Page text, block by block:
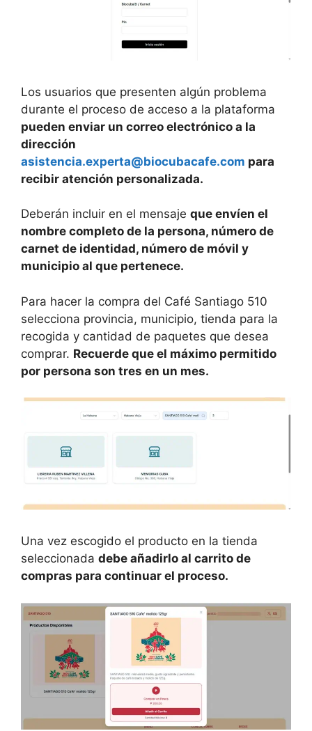
Los usuarios que presenten algún problema
durante el proceso de acceso a la plataforma
pueden enviar un correo electrónico a la
dirección
asistencia.experta@biocubacafe.com para
recibir atención personalizada.
Deberán incluir en el mensaje que envíen el
nombre completo de la persona, número de
carnet de identidad, número de móvil y
municipio al que pertenece.
Para hacer la compra del Café Santiago 510
selecciona provincia, municipio, tienda para la
recogida y cantidad de paquetes que desea
comprar. Recuerde que el máximo permitido
por persona son tres en un mes.
Una vez escogido el producto en la tienda
seleccionada debe añadirlo al carrito de
compras para continuar el proceso.